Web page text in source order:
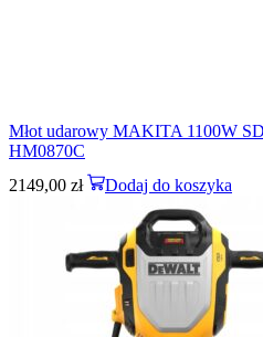
Młot udarowy MAKITA 1100W
HM0870C
2149,00 zł Dodaj do koszyka